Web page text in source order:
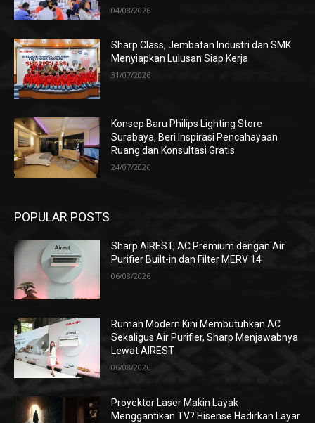
04/08/2026
Sharp Class, Jembatan Industri dan SMK
Menyiapkan Lulusan Siap Kerja
31/07/2026
Konsep Baru Philips Lighting Store
Surabaya, Beri Inspirasi Pencahayaan
Ruang dan Konsultasi Gratis
24/07/2026
POPULAR POSTS
Sharp AIREST, AC Premium dengan Air
Purifier Built-in dan Filter MERV 14
06/08/2026
Rumah Modern Kini Membutuhkan AC
Sekaligus Air Purifier, Sharp Menjawabnya
Lewat AIREST
06/08/2026
Proyektor Laser Makin Layak
Menggantikan TV? Hisense Hadirkan Layar